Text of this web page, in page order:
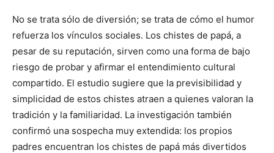
No se trata sólo de diversión; se trata de cómo el humor
refuerza los vínculos sociales. Los chistes de papá, a
pesar de su reputación, sirven como una forma de bajo
riesgo de probar y afirmar el entendimiento cultural
compartido. El estudio sugiere que la previsibilidad y
simplicidad de estos chistes atraen a quienes valoran la
tradición y la familiaridad. La investigación también
confirmó una sospecha muy extendida: los propios
padres encuentran los chistes de papá más divertidos